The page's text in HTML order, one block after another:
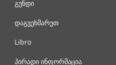
გუნდი
დაგვეხმარეთ
Libro
პირადი ინფორმაცია